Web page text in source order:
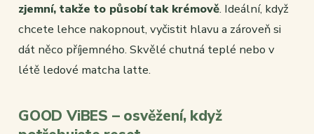
zjemní, takže to působí tak krémově. Ideální, když
chcete lehce nakopnout, vyčistit hlavu a zároveň si
dát něco příjemného. Skvělé chutná teplé nebo v
létě ledové matcha latte.
GOOD ViBES – osvěžení, když